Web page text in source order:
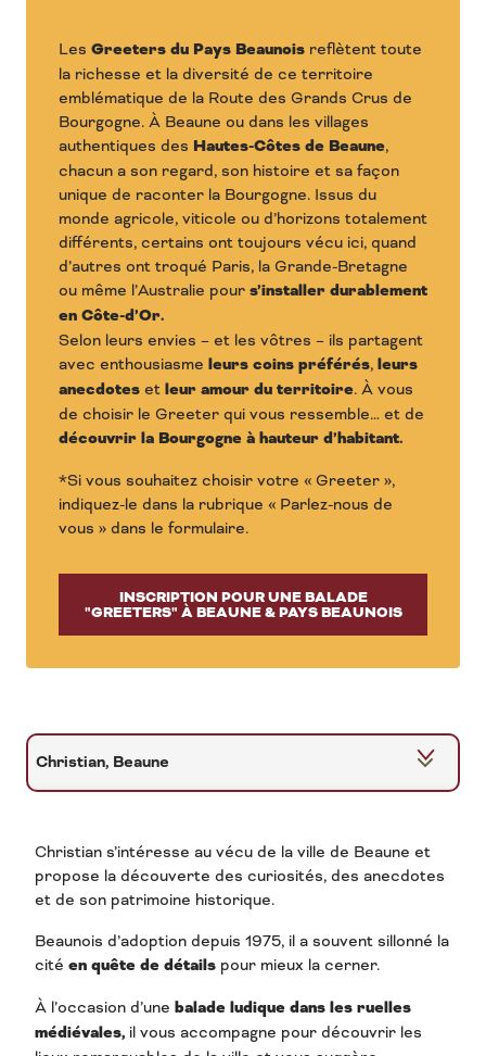
Les Greeters du Pays Beaunois reflètent toute
la richesse et la diversité de ce territoire
emblématique de la Route des Grands Crus de
Bourgogne. À Beaune ou dans les villages
authentiques des Hautes-Côtes de Beaune,
chacun a son regard, son histoire et sa façon
unique de raconter la Bourgogne. Issus du
monde agricole, viticole ou d’horizons totalement
différents, certains ont toujours vécu ici, quand
d’autres ont troqué Paris, la Grande-Bretagne
ou même l’Australie pour s’installer durablement
en Côte-d’Or.
Selon leurs envies – et les vôtres – ils partagent
avec enthousiasme leurs coins préférés, leurs
anecdotes et leur amour du territoire. À vous
de choisir le Greeter qui vous ressemble… et de
découvrir la Bourgogne à hauteur d’habitant.
*Si vous souhaitez choisir votre « Greeter »,
indiquez-le dans la rubrique « Parlez-nous de
vous » dans le formulaire.
INSCRIPTION POUR UNE BALADE
"GREETERS" À BEAUNE & PAYS BEAUNOIS
Christian, Beaune
Georges, Beaune
Anny, Orches
Philippe, Beaune
Christian s’intéresse au vécu de la ville de Beaune et
propose la découverte des curiosités, des anecdotes
et de son patrimoine historique.
Beaunois d’adoption depuis 1975, il a souvent sillonné la
cité en quête de détails pour mieux la cerner.
À l’occasion d’une balade ludique dans les ruelles
médiévales, il vous accompagne pour découvrir les